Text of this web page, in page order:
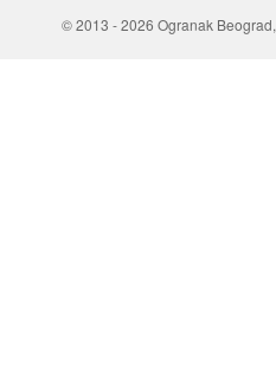
© 2013 - 2026 Ogranak Beograd,